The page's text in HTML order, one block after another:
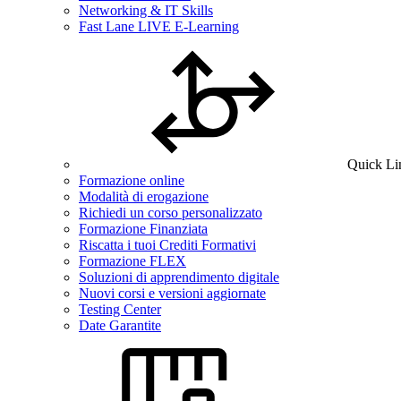
Networking & IT Skills
Fast Lane LIVE E-Learning
Quick
Formazione online
Modalità di erogazione
Richiedi un corso personalizzato
Formazione Finanziata
Riscatta i tuoi Crediti Formativi
Formazione FLEX
Soluzioni di apprendimento digitale
Nuovi corsi e versioni aggiornate
Testing Center
Date Garantite